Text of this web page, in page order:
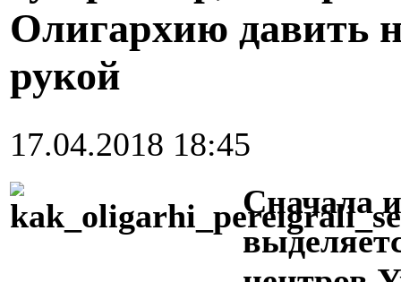
Олигархию давить
рукой
17.04.2018 18:45
Сначала